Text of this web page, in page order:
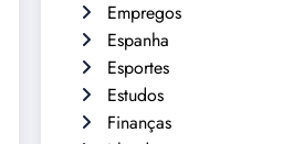
Empregos
Espanha
Esportes
Estudos
Finanças